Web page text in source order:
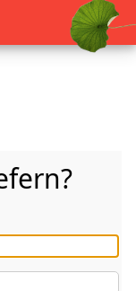
oder Brailliezeile,
oder Brailliezeile,